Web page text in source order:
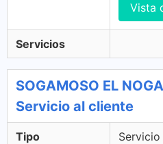
Vista
Servicios
SOGAMOSO EL
Servicio al cliente
Tipo